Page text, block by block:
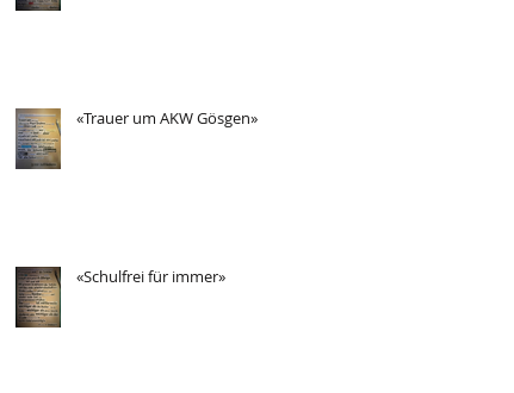
«Trauer um AKW Gösgen»
«Schulfrei für immer»